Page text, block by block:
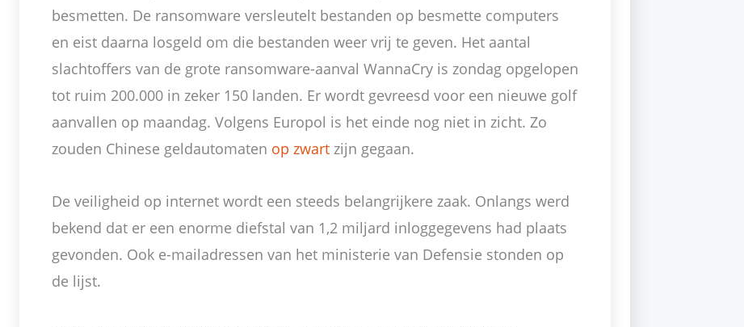
besmetten. De ransomware versleutelt bestanden op besmette computers
en eist daarna losgeld om die bestanden weer vrij te geven. Het aantal
slachtoffers van de grote ransomware-aanval WannaCry is zondag opgelopen
tot ruim 200.000 in zeker 150 landen. Er wordt gevreesd voor een nieuwe golf
aanvallen op maandag. Volgens Europol is het einde nog niet in zicht. Zo
zouden Chinese geldautomaten op zwart zijn gegaan.
De veiligheid op internet wordt een steeds belangrijkere zaak. Onlangs werd
bekend dat er een enorme diefstal van 1,2 miljard inloggegevens had plaats
gevonden. Ook e-mailadressen van het ministerie van Defensie stonden op
de lijst.